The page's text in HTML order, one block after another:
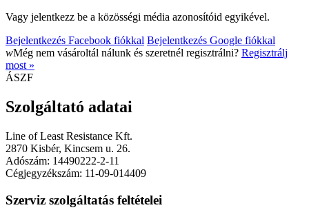
Vagy jelentkezz be a közösségi média azonosítóid egyikével.
Bejelentkezés Facebook fiókkal Bejelentkezés Google fiókkal
wMég nem vásároltál nálunk és szeretnél regisztrálni? Regisztrálj
most »
ÁSZF
Szolgáltató adatai
Line of Least Resistance Kft.
2870 Kisbér, Kincsem u. 26.
Adószám: 14490222-2-11
Cégjegyzékszám: 11-09-014409
Szerviz szolgáltatás feltételei